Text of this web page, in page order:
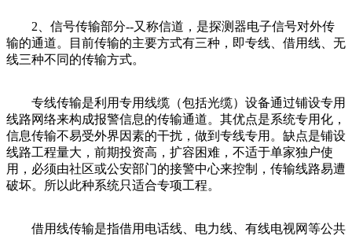
2、信号传输部分--又称信道，是探测器电子信号对外传
输的通道。目前传输的主要方式有三种，即专线、借用线、无
线三种不同的传输方式。
专线传输是利用专用线缆（包括光缆）设备通过铺设专用
线路网络来构成报警信息的传输通道。其优点是系统专用化，
信息传输不易受外界因素的干扰，做到专线专用。缺点是铺设
线路工程量大，前期投资高，扩容困难，不适于单家独户使
用，必须由社区或公安部门的接警中心来控制，传输线路易遭
破坏。所以此种系统只适合专项工程。
借用线传输是指借用电话线、电力线、有线电视网等公共